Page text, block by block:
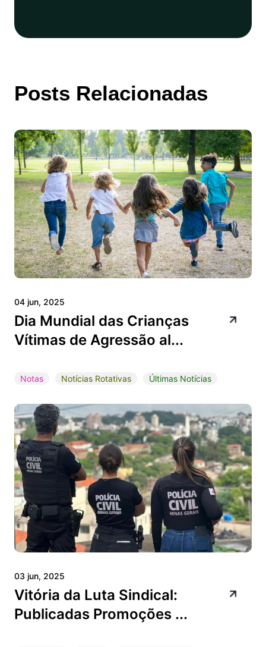
Posts Relacionadas
04 jun, 2025
Dia Mundial das Crianças
Vítimas de Agressão al...
Notas Notícias Rotativas Últimas Notícias
03 jun, 2025
Vitória da Luta Sindical:
Publicadas Promoções ...